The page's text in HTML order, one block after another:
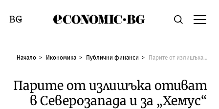
Economic.bgТърсене
Смяна на език
Начало Икономика Публични финанси Парите от излишъка отиват в Северозапада и за „Хемус“
Парите от излишъка отиват
в Северозапада и за „Хемус“